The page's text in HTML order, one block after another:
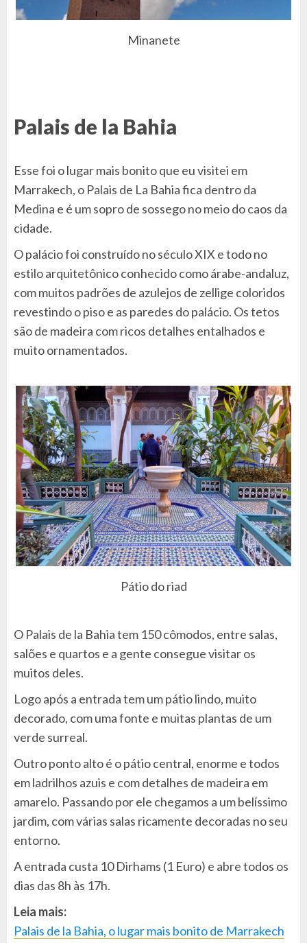
Minanete
Palais de la Bahia
Esse foi o lugar mais bonito que eu visitei em
Marrakech, o Palais de La Bahia fica dentro da
Medina e é um sopro de sossego no meio do caos da
cidade.
O palácio foi construído no século XIX e todo no
estilo arquitetônico conhecido como árabe-andaluz,
com muitos padrões de azulejos de zellige coloridos
revestindo o piso e as paredes do palácio. Os tetos
são de madeira com ricos detalhes entalhados e
muito ornamentados.
Pátio do riad
O Palais de la Bahia tem 150 cômodos, entre salas,
salões e quartos e a gente consegue visitar os
muitos deles.
Logo após a entrada tem um pátio lindo, muito
decorado, com uma fonte e muitas plantas de um
verde surreal.
Outro ponto alto é o pátio central, enorme e todos
em ladrilhos azuis e com detalhes de madeira em
amarelo. Passando por ele chegamos a um belíssimo
jardim, com várias salas ricamente decoradas no seu
entorno.
A entrada custa 10 Dirhams (1 Euro) e abre todos os
dias das 8h às 17h.
Leia mais:
Palais de la Bahia, o lugar mais bonito de Marrakech